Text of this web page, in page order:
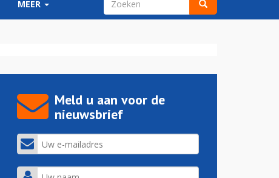
MEER
Meld u aan voor de
nieuwsbrief